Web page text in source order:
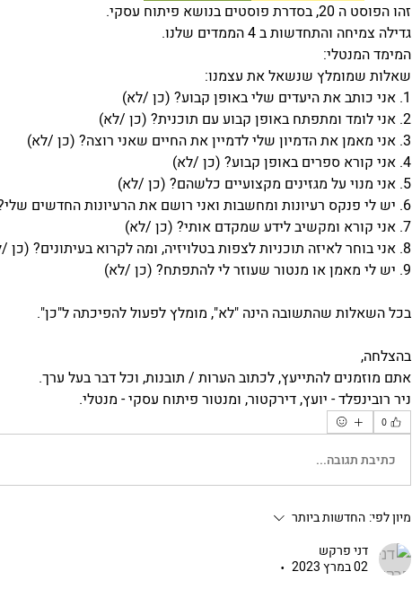
זהו הפוסט ה 20, בסדרת פוסטים בנושא פיתוח עסקי.
גדילה צמיחה והתחדשות ב 4 הממדים שלנו.
המימד המנטלי:
שאלות שמומלץ שנשאל את עצמנו:
1. אני כותב את היעדים שלי באופן קבוע? (כן /לא)
2. אני לומד ומתפתח באופן קבוע עם תוכנית? (כן /לא)
3. אני מאמן את הדמיון שלי לדמיין את החיים שאני רוצה? (כן /לא)
4. אני קורא ספרים באופן קבוע? (כן /לא)
5. אני מנוי על מגזינים מקצועיים כלשהם? (כן /לא)
6. יש לי פנקס רעיונות ומחשבות ואני רושם את הרעיונות החדשים שלי? (כן /לא)
7. אני קורא ומקשיב לידע שמקדם אותי? (כן /לא)
8. אני בוחר לאיזה תוכניות לצפות בטלויזיה, ומה לקרוא בעיתונים? (כן /לא)
9. יש לי מאמן או מנטור שעוזר לי להתפתח? (כן /לא)
בכל השאלות שהתשובה הינה "לא", מומלץ לפעול להפיכתה ל"כן".
בהצלחה,
אתם מוזמנים להתייעץ, לכתוב הערות / תובנות, וכל דבר בעל ערך.
ניר רובינפלד - יועץ, דירקטור, ומנטור פיתוח עסקי - מנטלי.
0
כתיבת תגובה...
מיון לפי: החדשות ביותר
דני פרקש
02 במרץ 2023
•